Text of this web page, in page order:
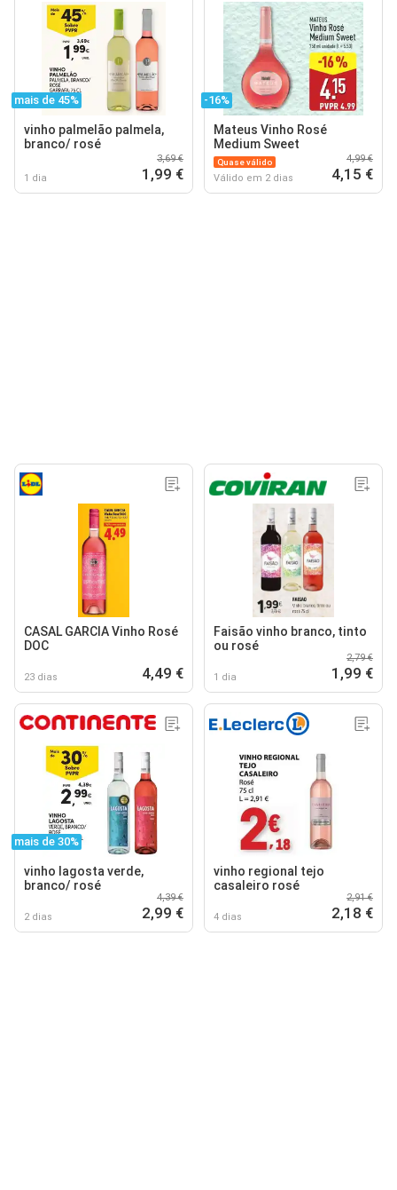
mais de 45%
vinho palmelão palmela,
branco/ rosé
1 dia
3,69 €
1,99 €
-16%
Mateus Vinho Rosé
Medium Sweet
Quase válido
Válido em 2 dias
4,99 €
4,15 €
CASAL GARCIA Vinho Rosé
DOC
23 dias 4,49 €
Faisão vinho branco, tinto
ou rosé
1 dia
2,79 €
1,99 €
mais de 30%
vinho lagosta verde,
branco/ rosé
2 dias
4,39 €
2,99 €
vinho regional tejo
casaleiro rosé
4 dias
2,91 €
2,18 €